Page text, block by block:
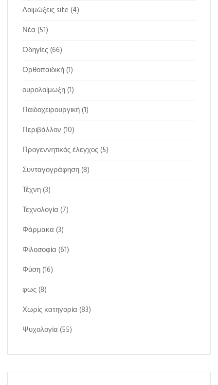
Λοιμώξεις site (4)
Νέα (51)
Οδηγίες(66)
Ορθοπαιδική(1)
ουρολοίμωξη(1)
Παιδοχειρουργική(1)
Περιβάλλον (10)
Προγεννητικός έλεγχος(5)
Συνταγογράφηση(8)
Τέχνη(3)
Τεχνολογία (7)
Φάρμακα (3)
Φιλοσοφία (61)
Φύση(16)
φως(8)
Χωρίς κατηγορία (83)
Ψυχολογία (55)